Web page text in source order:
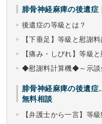
腓骨神経麻痺の後遺症
後遺症の等級とは？
【下垂足】等級と慰謝料
【痛み・しびれ】等級
◆慰謝料計算機◆～示談
腓骨神経麻痺の後遺
無料相談
【弁護士から一言】等